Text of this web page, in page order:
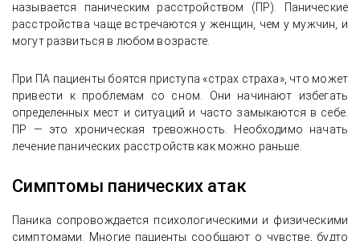
называется паническим расстройством (ПР). Панические
расстройства чаще встречаются у женщин, чем у мужчин, и
могут развиться в любом возрасте.
При ПА пациенты боятся приступа «страх страха», что может
привести к проблемам со сном. Они начинают избегать
определенных мест и ситуаций и часто замыкаются в себе.
ПР — это хроническая тревожность. Необходимо начать
лечение панических расстройств как можно раньше.
Симптомы панических атак
Паника сопровождается психологическими и физическими
симптомами. Многие пациенты сообщают о чувстве, будто